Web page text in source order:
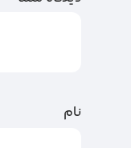
نام